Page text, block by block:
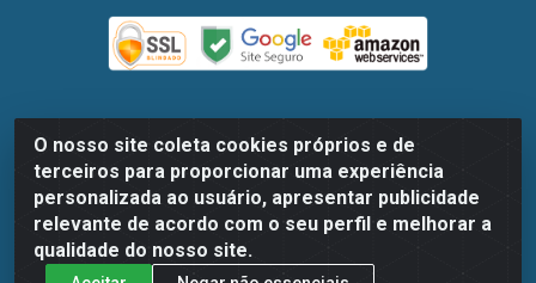
O nosso site coleta cookies próprios e de
terceiros para proporcionar uma experiência
personalizada ao usuário, apresentar publicidade
relevante de acordo com o seu perfil e melhorar a
qualidade do nosso site.
Dispan Distribuidora de Alimentos LTDA - Avenida
Marechal Mascarenhas De Moraes, 1048- Imbiribeira,
Recife/PE - CEP 51.170-000 - CNPJ 30.779.584/0003-78